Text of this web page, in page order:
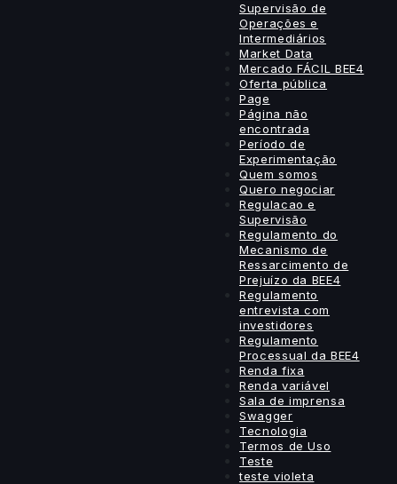
Supervisão de
Operações e
Intermediários
Market Data
Mercado FÁCIL BEE4
Oferta pública
Page
Página não
encontrada
Período de
Experimentação
Quem somos
Quero negociar
Regulacao e
Supervisão
Regulamento do
Mecanismo de
Ressarcimento de
Prejuízo da BEE4
Regulamento
entrevista com
investidores
Regulamento
Processual da BEE4
Renda fixa
Renda variável
Sala de imprensa
Swagger
Tecnologia
Termos de Uso
Teste
teste violeta